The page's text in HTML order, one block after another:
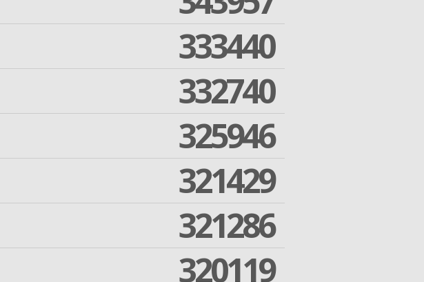
333440
332740
325946
321429
321286
320119